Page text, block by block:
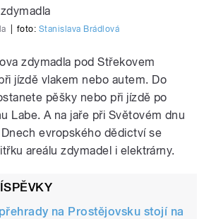
foto: Stanislava Brádlová
zdymadla pod Střekovem
jízdě vlakem nebo autem. Do
pěšky nebo při jízdě po
Labe. A na jaře při Světovém dnu
evropského dědictví se
areálu zdymadel i elektrárny.
na Prostějovsku stojí na